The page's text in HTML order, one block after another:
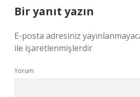
Bir yanıt yazın
E-posta adresiniz
ile işaretlenmişlerdir
Yorum